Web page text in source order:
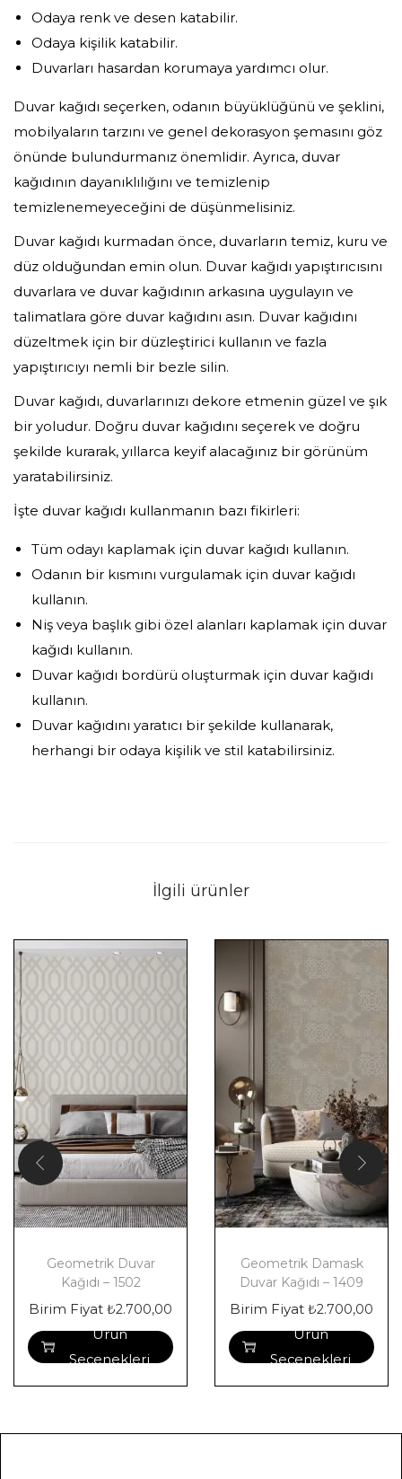
Odaya renk ve desen katabilir.
Odaya kişilik katabilir.
Duvarları hasardan korumaya yardımcı olur.
Duvar kağıdı seçerken, odanın büyüklüğünü ve şeklini,
mobilyaların tarzını ve genel dekorasyon şemasını göz
önünde bulundurmanız önemlidir. Ayrıca, duvar
kağıdının dayanıklılığını ve temizlenip
temizlenemeyeceğini de düşünmelisiniz.
Duvar kağıdı kurmadan önce, duvarların temiz, kuru ve
düz olduğundan emin olun. Duvar kağıdı yapıştırıcısını
duvarlara ve duvar kağıdının arkasına uygulayın ve
talimatlara göre duvar kağıdını asın. Duvar kağıdını
düzeltmek için bir düzleştirici kullanın ve fazla
yapıştırıcıyı nemli bir bezle silin.
Duvar kağıdı, duvarlarınızı dekore etmenin güzel ve şık
bir yoludur. Doğru duvar kağıdını seçerek ve doğru
şekilde kurarak, yıllarca keyif alacağınız bir görünüm
yaratabilirsiniz.
İşte duvar kağıdı kullanmanın bazı fikirleri:
Tüm odayı kaplamak için duvar kağıdı kullanın.
Odanın bir kısmını vurgulamak için duvar kağıdı
kullanın.
Niş veya başlık gibi özel alanları kaplamak için duvar
kağıdı kullanın.
Duvar kağıdı bordürü oluşturmak için duvar kağıdı
kullanın.
Duvar kağıdını yaratıcı bir şekilde kullanarak,
herhangi bir odaya kişilik ve stil katabilirsiniz.
İlgili ürünler
Geometrik Duvar
Kağıdı – 1502
Birim Fiyat ₺2.700,00
Ürün
Seçenekleri
Geometrik Damask
Duvar Kağıdı – 1409
Birim Fiyat ₺2.700,00
Ürün
Seçenekleri